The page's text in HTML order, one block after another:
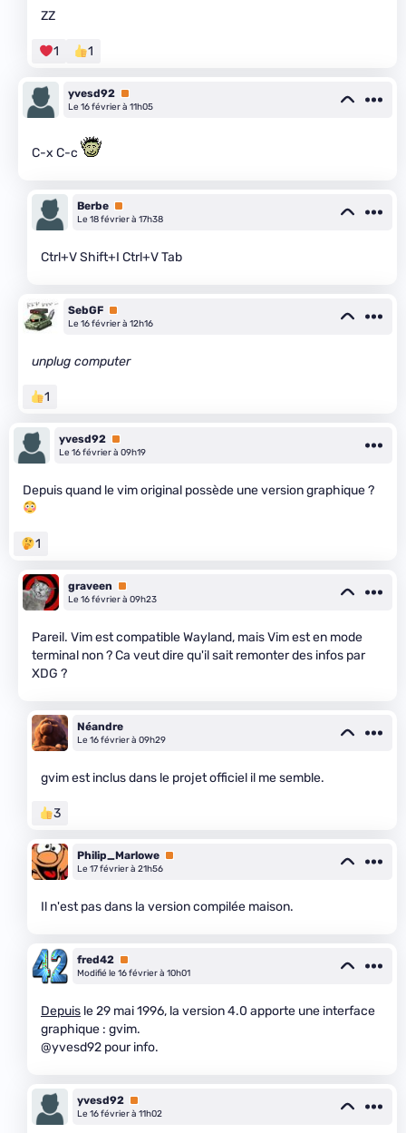
ZZ
1 1
yvesd92 Premium
Le 16 février à 11h05
C-x C-c
Berbe Premium
Le 18 février à 17h38
Ctrl+V Shift+I Ctrl+V Tab
SebGF Premium
Le 16 février à 12h16
unplug computer
1
yvesd92 Premium
Le 16 février à 09h19
Depuis quand le vim original possède une version graphique ?
1
graveen
Premium
Le 16 février à 09h23
Pareil. Vim est compatible Wayland, mais Vim est en mode
terminal non ? Ca veut dire qu'il sait remonter des infos par
XDG ?
Néandre
Le 16 février à 09h29
gvim est inclus dans le projet officiel il me semble.
3
Philip_Marlowe Premium
Le 17 février à 21h56
Il n'est pas dans la version compilée maison.
fred42 Premium
Modifié le 16 février à 10h01
Depuis le 29 mai 1996, la version 4.0 apporte une interface
graphique : gvim.
@yvesd92 pour info.
yvesd92 Premium
Le 16 février à 11h02